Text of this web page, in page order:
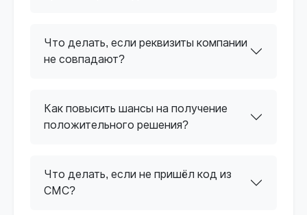
Что делать, если реквизиты компании
не совпадают?
Как повысить шансы на получение
положительного решения?
Что делать, если не пришёл код из
СМС?